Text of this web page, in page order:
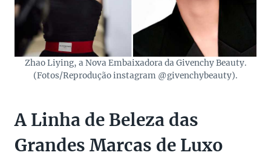
Zhao Liying, a Nova Embaixadora da Givenchy Beauty.
(Fotos/Reprodução instagram @givenchybeauty).
A Linha de Beleza das
Grandes Marcas de Luxo